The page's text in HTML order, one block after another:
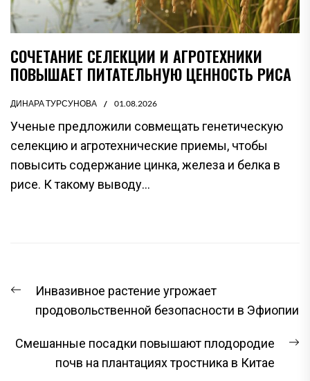
СОЧЕТАНИЕ СЕЛЕКЦИИ И АГРОТЕХНИКИ
ПОВЫШАЕТ ПИТАТЕЛЬНУЮ ЦЕННОСТЬ РИСА
ДИНАРА ТУРСУНОВА 01.08.2026
Ученые предложили совмещать генетическую
селекцию и агротехнические приемы, чтобы
повысить содержание цинка, железа и белка в
рисе. К такому выводу...
ПО
ЗАПИСЯМ
Предыдущая
запись:
Инвазивное растение угрожает
продовольственной безопасности в Эфиопии
Смешанные посадки повышают плодородие
почв на плантациях тростника в Китае